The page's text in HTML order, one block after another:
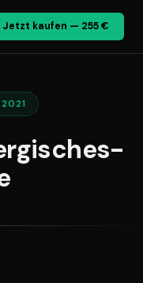
Jetzt kaufen — 255 €